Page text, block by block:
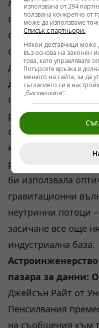
липса на времево
съществуват и
огромните
сигнала в
досега сме
достъпния обем.
примера, че
равняват на
от целия световен
концентрирано
радиовълни,
би използвала
гравитационни
неутринни потоци
засичане все още
индустриална база.
пазара за данни:
Джейсън Райт от
Пенсилвания
на съобщения към
използвана от 294
ползвана конкретно от
може да използваме
Списък с партньори.
Някои доставчици може
въз основа на законен
това, като управлявате
Потърсете връзка в
менюто на сайта, за да
съгласието си в
„бисквитките“.